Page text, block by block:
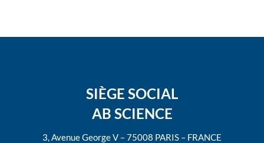
SIÈGE SOCIAL
AB SCIENCE
3, Avenue George V – 75008 PARIS – FRANCE